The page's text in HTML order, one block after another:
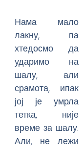
Нама мало
лакну, па
хтедосмо да
ударимо на
шалу, али
срамота, ипак
јој је умрла
тетка, није
време за шалу.
Али, не лежи